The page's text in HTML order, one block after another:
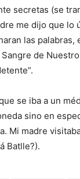
secretas (se
me dijo que lo
las palabras,
Sangre de
se iba a un
sino en
Mi madre
Batlle?).